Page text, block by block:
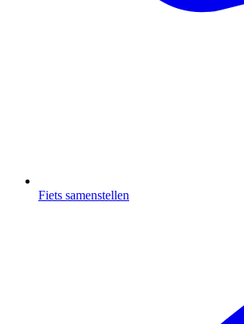
Fiets samenstellen